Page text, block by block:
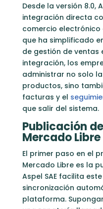
Desde la versión 8.0,
integración directa
comercio electrónico
que ha simplificado
de gestión de ventas
integración, los
administrar no solo
productos, sino
facturas y el
que salir del sistema.
Publicación
Mercado Libre
El primer paso en el
Mercado Libre es la
Aspel SAE facilita
sincronización
plataforma.